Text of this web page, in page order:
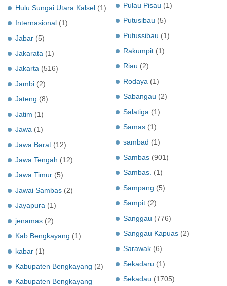
Hulu Sungai Utara Kalsel (1)
Internasional (1)
Jabar (5)
Jakarata (1)
Jakarta (516)
Jambi (2)
Jateng (8)
Jatim (1)
Jawa (1)
Jawa Barat (12)
Jawa Tengah (12)
Jawa Timur (5)
Jawai Sambas (2)
Jayapura (1)
jenamas (2)
Kab Bengkayang (1)
kabar (1)
Kabupaten Bengkayang (2)
Kabupaten Bengkayang
Pulau Pisau (1)
Putusibau (5)
Putussibau (1)
Rakumpit (1)
Riau (2)
Rodaya (1)
Sabangau (2)
Salatiga (1)
Samas (1)
sambad (1)
Sambas (901)
Sambas. (1)
Sampang (5)
Sampit (2)
Sanggau (776)
Sanggau Kapuas (2)
Sarawak (6)
Sekadaru (1)
Sekadau (1705)